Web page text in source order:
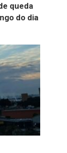
queda
do dia